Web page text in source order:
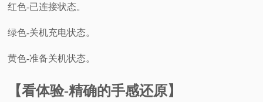
红色-已连接状态。
绿色-关机充电状态。
黄色-准备关机状态。
【看体验-精确的手感还原】